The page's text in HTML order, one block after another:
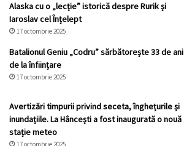
Alaska cu o „lecție” istorică despre Rurik și
Iaroslav cel Înțelept
17 octombrie 2025
Batalionul Geniu „Codru” sărbătorește 33 de ani
de la înființare
17 octombrie 2025
Avertizări timpurii privind seceta, înghețurile și
inundațiile. La Hâncești a fost inaugurată o nouă
stație meteo